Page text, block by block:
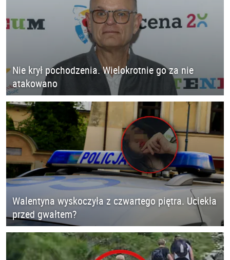
Nie krył pochodzenia. Wielokrotnie go za nie
atakowano
Walentyna wyskoczyła z czwartego piętra. Uciekła
przed gwałtem?